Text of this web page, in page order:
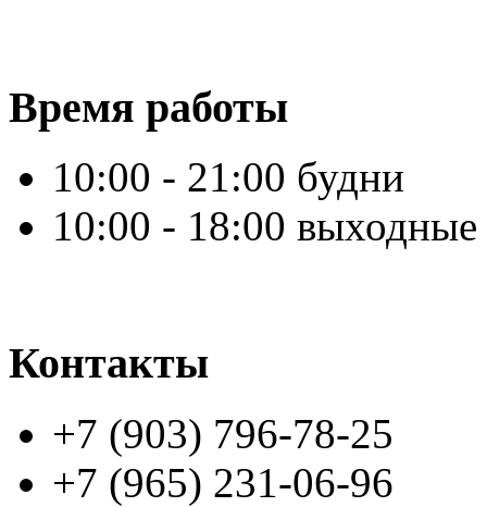
Время работы
10:00 - 21:00 будни
10:00 - 18:00 выходные
Контакты
+7 (903) 796-78-25
+7 (965) 231-06-96